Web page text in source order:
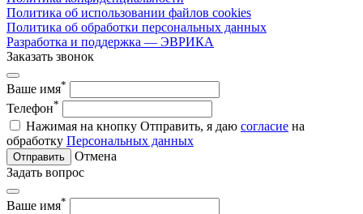
Политика об использовании файлов cookies
Политика об обработки персональных данных
Разработка и поддержка — ЭВРИКА
Заказать звонок
Ваше имя*
Телефон*
Нажимая на кнопку Отправить, я даю согласие на
обработку Персональных данных
Отправить
Отмена
Задать вопрос
Ваше имя*